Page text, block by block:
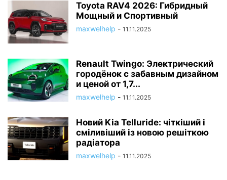
Toyota RAV4 2026: Гибридный
Мощный и Спортивный
maxwelhelp - 11.11.2025
Renault Twingo: Электрический
городёнок с забавным дизайном
и ценой от 1,7...
maxwelhelp - 11.11.2025
Новий Kia Telluride: чіткіший і
сміливіший із новою решіткою
радіатора
maxwelhelp - 11.11.2025